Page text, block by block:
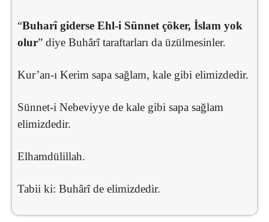
“Buharî giderse Ehl-i Sünnet çöker, İslam yok
olur” diye Buhârî taraftarları da üzülmesinler.
Kur’an-ı Kerim sapa sağlam, kale gibi elimizdedir.
Sünnet-i Nebeviyye de kale gibi sapa sağlam
elimizdedir.
Elhamdülillah.
Tabii ki: Buhârî de elimizdedir.